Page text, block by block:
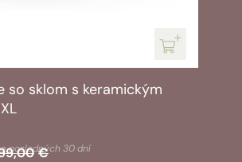
so sklom s keramickým
€
posledných 30 dní